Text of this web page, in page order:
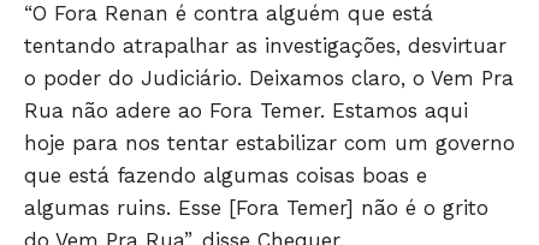
“O Fora Renan é contra alguém que está
tentando atrapalhar as investigações, desvirtuar
o poder do Judiciário. Deixamos claro, o Vem Pra
Rua não adere ao Fora Temer. Estamos aqui
hoje para nos tentar estabilizar com um governo
que está fazendo algumas coisas boas e
algumas ruins. Esse [Fora Temer] não é o grito